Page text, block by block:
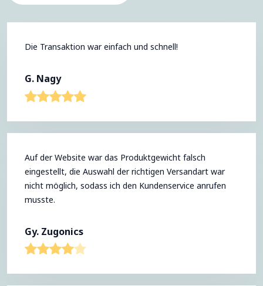
Die Transaktion war einfach und schnell!
G. Nagy
Auf der Website war das Produktgewicht falsch
eingestellt, die Auswahl der richtigen Versandart war
nicht möglich, sodass ich den Kundenservice anrufen
musste.
Gy. Zugonics